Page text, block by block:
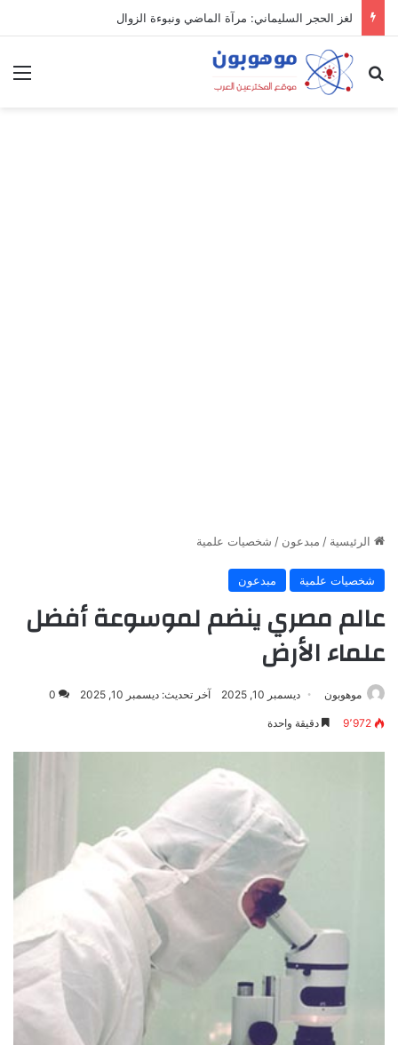
لغز الحجر السليماني: مرآة الماضي ونبوءة الزوال
بحث عن
الرئيسية / مبدعون / شخصيات علمية
شخصيات علمية مبدعون
عالم مصري ينضم لموسوعة أفضل
علماء الأرض
موهوبون ديسمبر 10, 2025 آخر تحديث: ديسمبر 10, 2025 0
9٬972 دقيقة واحدة